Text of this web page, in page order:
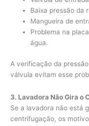
Baixa pressão da
Mangueira de
Problema na
água.
A verificação da
válvula evitam esse
3. Lavadora Não Gira o
Se a lavadora não está
centrifugação, os